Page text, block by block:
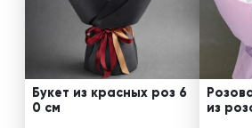
Букет из красных роз 6
0 см
из